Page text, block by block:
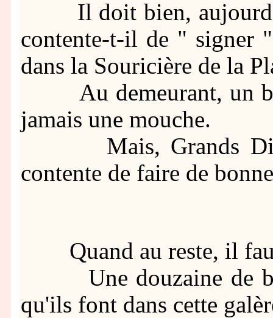
Il doit bien,
contente-t-il de " signer
dans la Souricière de la
Au demeurant, un
jamais une mouche.
Mais, Grands
contente de faire de
Quand au reste, il faut
Une douzaine de
qu'ils font dans cette